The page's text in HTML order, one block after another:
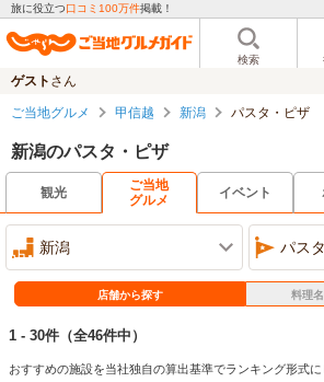
旅に役立つ口コミ100万件掲載！
検索
ゲスト さん
ご当地グルメ 甲信越 新潟 パスタ・ピザ
新潟のパスタ・ピザ
観光
ご当地
グルメ
イベント
新潟 パス
店舗から探す 料理
1 - 30件 （全46件中）
おすすめの施設を当社独自の算出基準でランキング形式に